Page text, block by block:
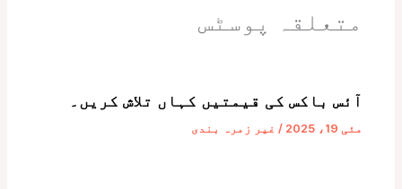
متعلقہ پوسٹس
آئس باکس کی قیمتیں کہاں تلاش کریں۔
مئی 19، 2025 / غیر زمرہ بندی